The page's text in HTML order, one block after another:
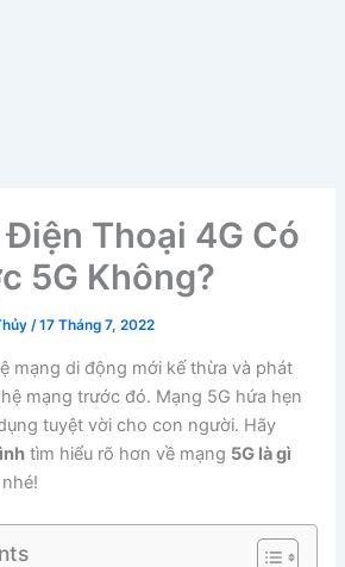
Điện Thoại 4G Có
5G Không?
/17 Tháng 7, 2022
mạng di động mới kế thừa và phát
mạng trước đó. Mạng 5G hứa hẹn
tuyệt vời cho con người. Hãy
tìm hiểu rõ hơn về mạng 5G là gì